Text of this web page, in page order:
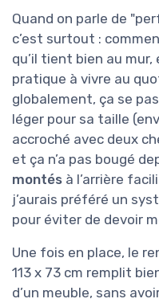
Quand on parle de
c’est surtout :
qu’il tient bien au
pratique à vivre au
globalement, ça se
léger pour sa taille
accroché avec deux
et ça n’a pas bougé
montés à l’arrière
j’aurais préféré un
pour éviter de devoir
Une fois en place, le
113 x 73 cm remplit
d’un meuble, sans